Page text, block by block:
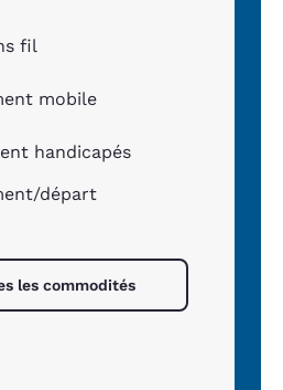
fil
mobile
handicapés
départ
les commodités